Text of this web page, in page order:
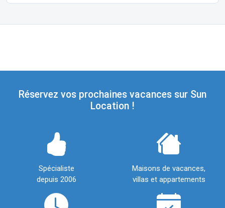
Réservez vos prochaines vacances sur Sun
Location !
Spécialiste
depuis 2006
Maisons de vacances,
villas et appartements